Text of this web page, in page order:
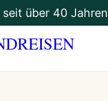
über 40 Jahren